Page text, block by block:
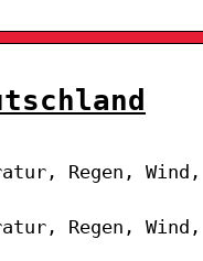
Regen, Wind,
Regen, Wind,